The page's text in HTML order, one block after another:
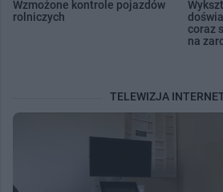
Wzmożone kontrole pojazdów
rolniczych
coraz
na
TELEWIZJA